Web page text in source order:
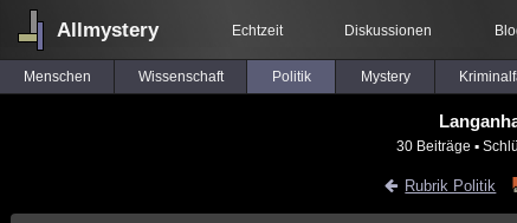
Allmystery Echtzeit Diskussionen
Menschen Wissenschaft Politik Mystery
30 Beiträge ▪
Rubrik Politik